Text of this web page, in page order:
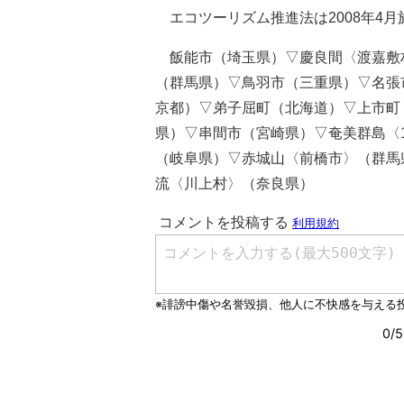
エコツーリズム推進法は2008年4月
飯能市（埼玉県）▽慶良間〈渡嘉敷
（群馬県）▽鳥羽市（三重県）▽名
京都）▽弟子屈町（北海道）▽上市町
県）▽串間市（宮崎県）▽奄美群島
（岐阜県）▽赤城山〈前橋市〉（群
流〈川上村〉（奈良県）